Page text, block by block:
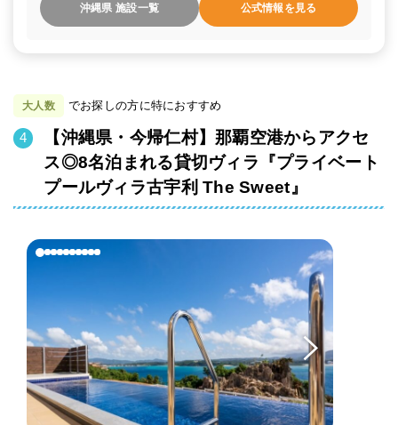
沖縄県 施設一覧 公式情報を見る
大人数 でお探しの方に特におすすめ
【沖縄県・今帰仁村】那覇空港からアクセ
ス◎8名泊まれる貸切ヴィラ『プライベート
プールヴィラ古宇利 The Sweet』